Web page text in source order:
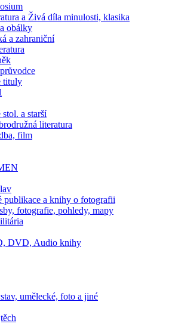
a Živá díla minulosti, klasika
obálky
a zahraniční
tituly
stol. a starší
literatura
film
publikace a knihy o fotografii
fotografie, pohledy, mapy
DVD, Audio knihy
umělecké, foto a jiné